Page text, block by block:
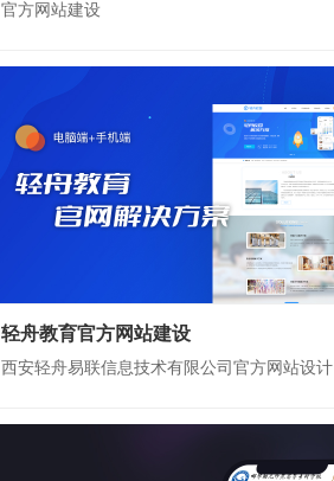
官方网站建设
轻舟教育官方网站建设
西安轻舟易联信息技术有限公司官方网站设计